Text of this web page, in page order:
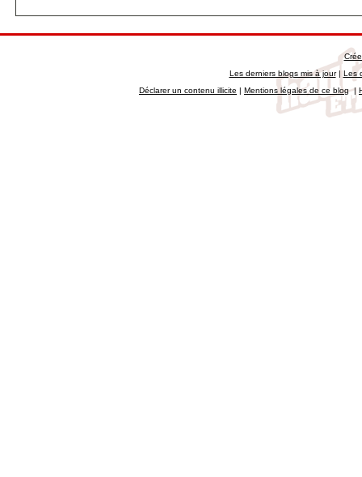
Les derniers blogs mis à jour|Les
Déclarer un contenu illicite | Mentions légales de ce blog|